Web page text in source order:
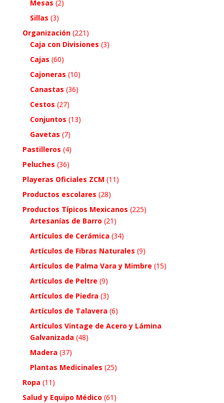
Mesas (2)
Sillas (3)
Organización (221)
Caja con Divisiones (3)
Cajas (60)
Cajoneras (10)
Canastas (36)
Cestos (27)
Conjuntos (13)
Gavetas (7)
Pastilleros (4)
Peluches (36)
Playeras Oficiales ZCM (11)
Productos escolares (28)
Productos Típicos Mexicanos (225)
Artesanías de Barro (21)
Artículos de Cerámica (34)
Artículos de Fibras Naturales (9)
Artículos de Palma Vara y Mimbre (15)
Artículos de Peltre (9)
Artículos de Piedra (3)
Artículos de Talavera (6)
Artículos Vintage de Acero y Lámina
Galvanizada (48)
Madera (37)
Plantas Medicinales (25)
Ropa (11)
Salud y Equipo Médico (61)